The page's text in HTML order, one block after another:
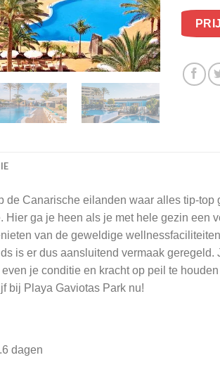
de Canarische eilanden waar alles tip-
ga je heen als je met hele gezin een
van de geweldige
is er dus aansluitend vermaak
je conditie en kracht op peil te
bij Playa Gaviotas Park nu!
dagen